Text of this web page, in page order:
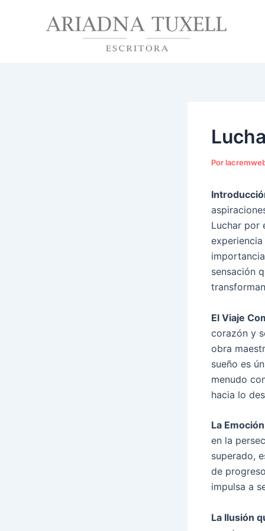
Por
Luchar por
sensación
El Viaje
corazón y
obra
sueño es
menudo
hacia lo
La
en la
superado,
de
impulsa a
La Ilusión
de
entradas